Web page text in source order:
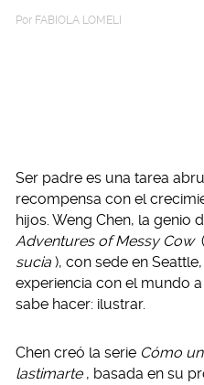
Por FABIOLA LOMELI
Ser padre es una tarea
recompensa con el
hijos. Weng Chen, la genio
Adventures of Messy Cow (
sucia ), con sede en
experiencia con el mundo
sabe hacer: ilustrar.
Chen creó la serie Cómo
lastimarte , basada en su